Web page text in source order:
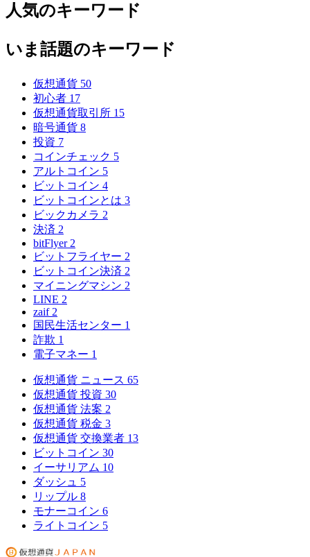
人気のキーワード
いま話題のキーワード
仮想通貨 50
初心者 17
仮想通貨取引所 15
暗号通貨 8
投資 7
コインチェック 5
アルトコイン 5
ビットコイン 4
ビットコインとは 3
ビックカメラ 2
決済 2
bitFlyer 2
ビットフライヤー 2
ビットコイン決済 2
マイニングマシン 2
LINE 2
zaif 2
国民生活センター 1
詐欺 1
電子マネー 1
仮想通貨 ニュース 65
仮想通貨 投資 30
仮想通貨 法案 2
仮想通貨 税金 3
仮想通貨 交換業者 13
ビットコイン 30
イーサリアム 10
ダッシュ 5
リップル 8
モナーコイン 6
ライトコイン 5